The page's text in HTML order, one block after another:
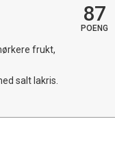
87
POENG
frukt,
salt lakris.